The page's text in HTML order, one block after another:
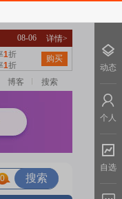
博客 搜索
0
动态
个人
自选